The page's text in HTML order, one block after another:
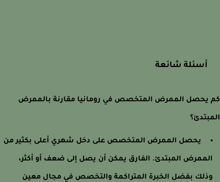
أسئلة شائعة
يحصل الممرض المتخصص في رومانيا مقارنة بالممرض
يحصل الممرض المتخصص على دخل شهري أعلى بكثير من
المبتدئ. الفارق يمكن أن يصل إلى ضعف أو أكثر،
بفضل الخبرة المتراكمة والتخصص في مجال معين